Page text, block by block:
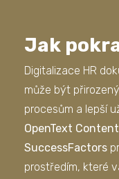
Jak
Digitalizace HR
může být
procesům a lepší
OpenText
SuccessFactors
prostředím, které